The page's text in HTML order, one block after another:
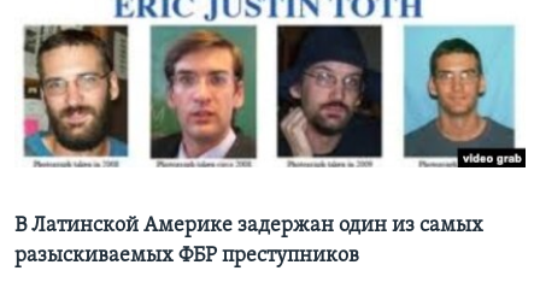
Learning English
СОЦИАЛЬНЫЕ СЕТИ
Языки
В Латинской Америке задержан один из самых
разыскиваемых ФБР преступников